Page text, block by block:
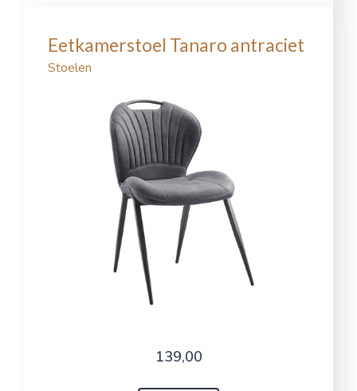
Eetkamerstoel Tanaro antraciet
Stoelen
139,00